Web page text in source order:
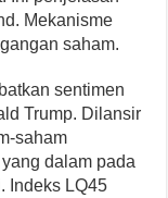
Mekanisme
saham.
sentimen
Trump. Dilansir
saham
dalam pada
Indeks LQ45